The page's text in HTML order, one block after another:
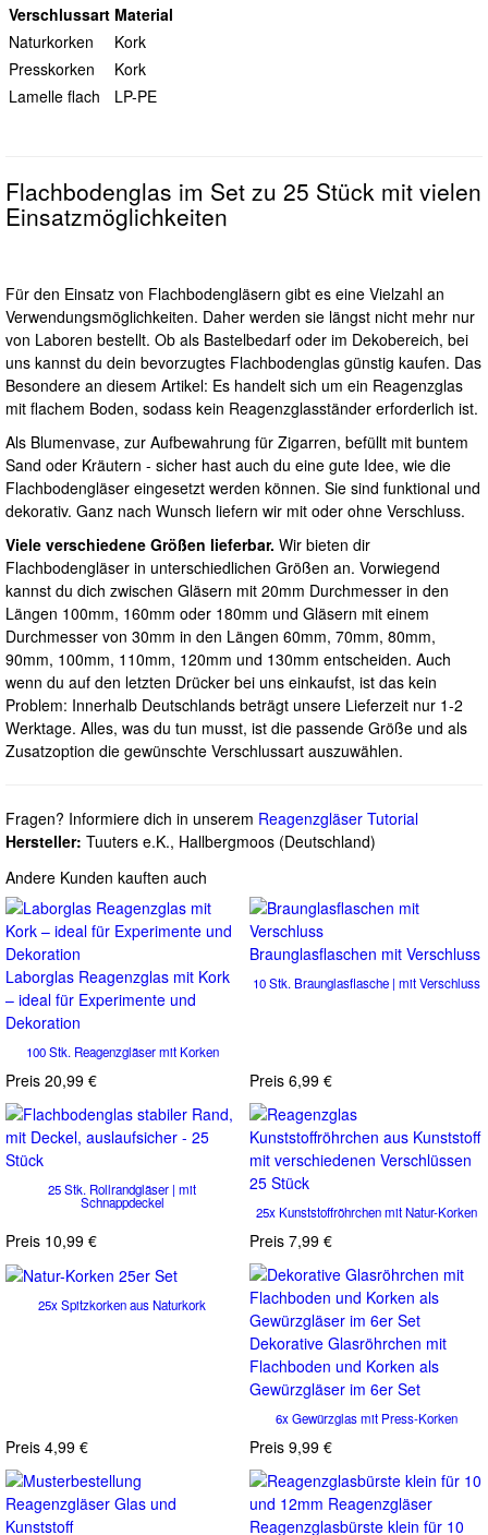
Verschlussart Material
Naturkorken
Kork
Presskorken
Kork
Lamelle flach
LP-PE
Flachbodenglas im Set zu 25 Stück mit vielen
Einsatzmöglichkeiten
Für den Einsatz von Flachbodengläsern gibt es eine Vielzahl an
Verwendungsmöglichkeiten. Daher werden sie längst nicht mehr nur
von Laboren bestellt. Ob als Bastelbedarf oder im Dekobereich, bei
uns kannst du dein bevorzugtes Flachbodenglas günstig kaufen. Das
Besondere an diesem Artikel: Es handelt sich um ein Reagenzglas
mit flachem Boden, sodass kein Reagenzglasständer erforderlich ist.
Als Blumenvase, zur Aufbewahrung für Zigarren, befüllt mit buntem
Sand oder Kräutern - sicher hast auch du eine gute Idee, wie die
Flachbodengläser eingesetzt werden können. Sie sind funktional und
dekorativ. Ganz nach Wunsch liefern wir mit oder ohne Verschluss.
Viele verschiedene Größen lieferbar. Wir bieten dir
Flachbodengläser in unterschiedlichen Größen an. Vorwiegend
kannst du dich zwischen Gläsern mit 20mm Durchmesser in den
Längen 100mm, 160mm oder 180mm und Gläsern mit einem
Durchmesser von 30mm in den Längen 60mm, 70mm, 80mm,
90mm, 100mm, 110mm, 120mm und 130mm entscheiden. Auch
wenn du auf den letzten Drücker bei uns einkaufst, ist das kein
Problem: Innerhalb Deutschlands beträgt unsere Lieferzeit nur 1-2
Werktage. Alles, was du tun musst, ist die passende Größe und als
Zusatzoption die gewünschte Verschlussart auszuwählen.
Fragen? Informiere dich in unserem Reagenzgläser Tutorial
Hersteller: Tuuters e.K., Hallbergmoos (Deutschland)
Andere Kunden kauften auch
Laborglas Reagenzglas mit Kork
– ideal für Experimente und
Dekoration
100 Stk. Reagenzgläser mit Korken
Preis 20,99 €
Braunglasflaschen mit Verschluss
10 Stk. Braunglasflasche | mit Verschluss
Preis 6,99 €
25 Stk. Rollrandgläser | mit
Schnappdeckel
Preis 10,99 €
25x Kunststoffröhrchen mit Natur-Korken
Preis 7,99 €
25x Spitzkorken aus Naturkork
Preis 4,99 €
Dekorative Glasröhrchen mit
Flachboden und Korken als
Gewürzgläser im 6er Set
6x Gewürzglas mit Press-Korken
Preis 9,99 €
Reagenzglasbürste klein für 10